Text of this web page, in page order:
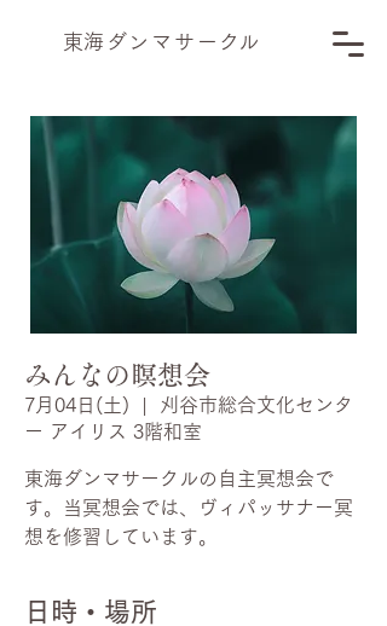
​東海ダンマサー ク ル
みんなの瞑想会
7月04日(土)
刈谷市総合文化センタ
ー アイリス 3階和室
東海ダンマサークルの自主冥想会で
す。当冥想会では、ヴィパッサナー冥
想を修習しています。
日時・場所